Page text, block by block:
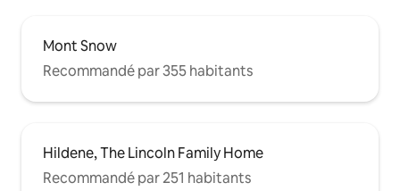
Mont Snow
Recommandé par 355 habitants
Hildene, The Lincoln Family Home
Recommandé par 251 habitants